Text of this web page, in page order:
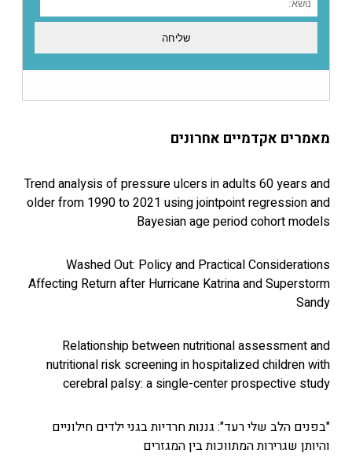
אקדמיים אחרונים
Trend analysis of pressure ulcers in adults 60
older from 1990 to 2021 using jointpoint
Bayesian age period
Washed Out: Policy and Practical
Affecting Return after Hurricane Katrina and
Relationship between nutritional
nutritional risk screening in hospitalized
cerebral palsy: a single-center
שלי רעד": גננות חרדיות בגני ילדים חילוניים
המתווכות בין המגזרים